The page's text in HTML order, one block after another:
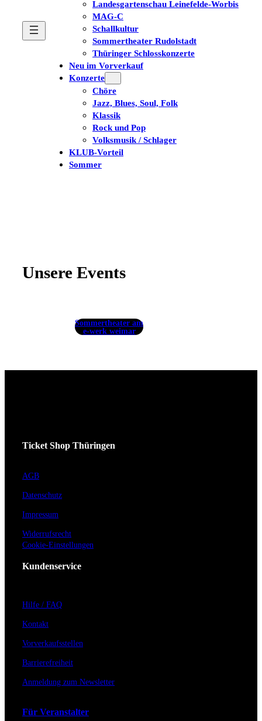
Landesgartenschau Leinefelde-Worbis
MAG-C
Schallkultur
Sommertheater Rudolstadt
Thüringer Schlosskonzerte
Neu im Vorverkauf
Konzerte
Chöre
Jazz, Blues, Soul, Folk
Klassik
Rock und Pop
Volksmusik / Schlager
KLUB-Vorteil
Sommer
Unsere Events
Sommertheater am
e-werk weimar
Ticket Shop Thüringen
AGB
Datenschutz
Impressum
Widerrufsrecht
Cookie-Einstellungen
Kundenservice
Hilfe / FAQ
Kontakt
Vorverkaufsstellen
Barrierefreiheit
Anmeldung zum Newsletter
Für Veranstalter